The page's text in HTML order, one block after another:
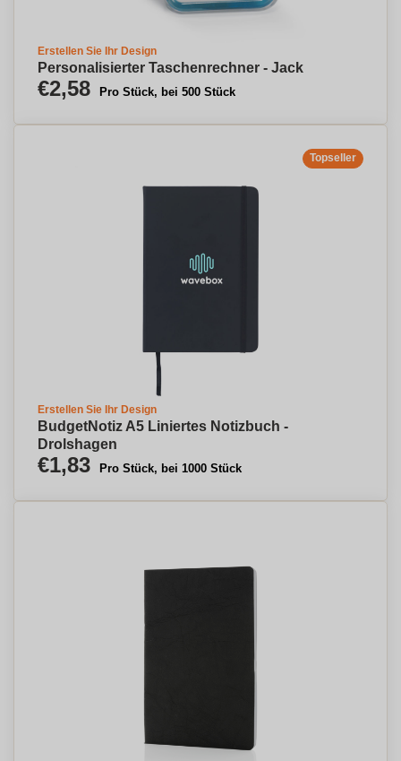
Erstellen Sie Ihr Design
Personalisierter Taschenrechner - Jack
€2,58 Pro Stück, bei 500 Stück
Topseller
Erstellen Sie Ihr Design
BudgetNotiz A5 Liniertes Notizbuch -
Drolshagen
€1,83 Pro Stück, bei 1000 Stück